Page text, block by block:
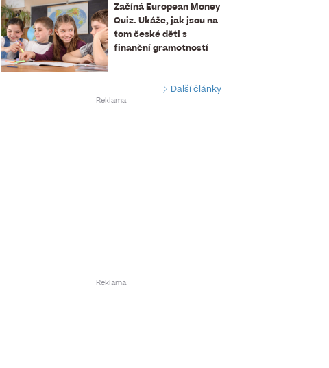
Začíná European Money
Quiz. Ukáže, jak jsou na
tom české děti s
finanční gramotností
Další články